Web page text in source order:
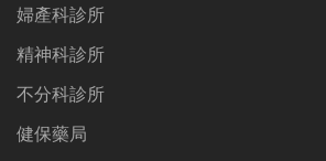
婦產科診所
精神科診所
不分科診所
健保藥局